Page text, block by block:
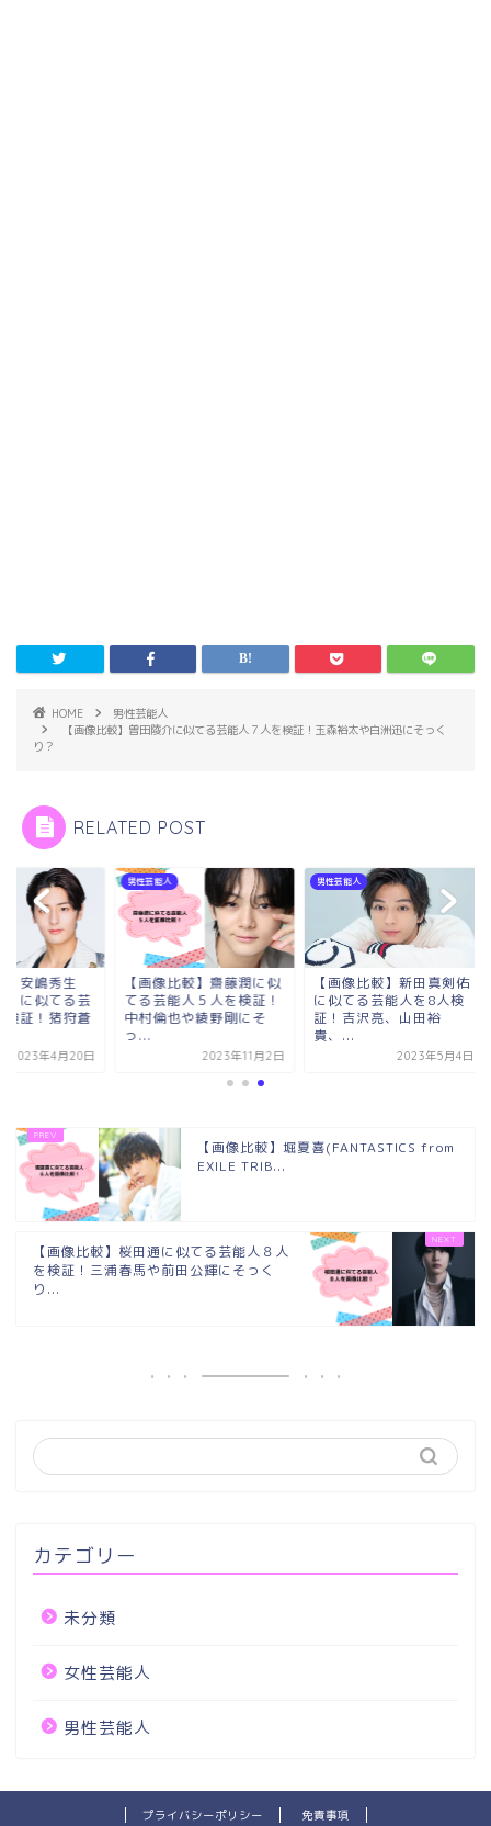
HOME
男性芸能人
【画像比較】曽田陵介に似てる芸能人７人を検証！玉森裕太や白洲迅にそっく
り？
RELATED POST
像比較】齋藤潤に似
芸能人５人を検証！
也や綾野剛にそ
2023年11月2日
男性芸能人
【画像比較】新田真剣佑
に似てる芸能人を8人検
証！吉沢亮、山田裕
2023年5月4日
男性芸能人
【画像比較】安嶋秀
（少年忍者）に似て
能人８人を検証！猪
2023年4
【画像比較】堀夏喜(FANTASTICS from
EXILE TRIB...
【画像比較】桜田通に似てる芸能人８人
を検証！三浦春馬や前田公輝にそっく
り...
カテゴリー
未分類
女性芸能人
男性芸能人
プライバシーポリシー 免責事項